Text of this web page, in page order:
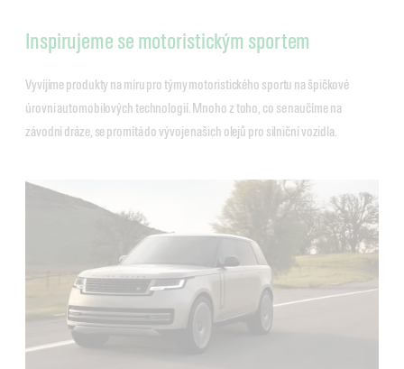
Inspirujeme se motoristickým sportem
Vyvíjíme produkty na míru pro týmy motoristického sportu na špičkové
úrovni automobilových technologií. Mnoho z toho, co se naučíme na
závodní dráze, se promítá do vývoje našich olejů pro silniční vozidla.